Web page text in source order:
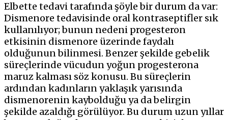
Elbette tedavi tarafında şöyle bir durum da var:
Dismenore tedavisinde oral kontraseptifler sık
kullanılıyor; bunun nedeni progesteron
etkisinin dismenore üzerinde faydalı
olduğunun bilinmesi. Benzer şekilde gebelik
süreçlerinde vücudun yoğun progesterona
maruz kalması söz konusu. Bu süreçlerin
ardından kadınların yaklaşık yarısında
dismenorenin kaybolduğu ya da belirgin
şekilde azaldığı görülüyor. Bu durum uzun yıllar